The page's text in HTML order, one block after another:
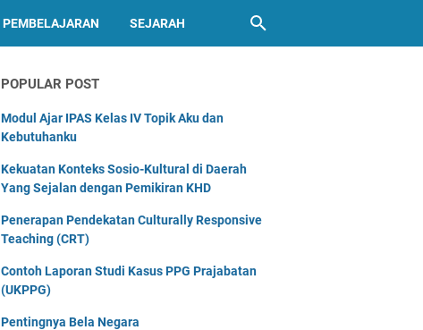
PEMBELAJARAN SEJARAH
POPULAR POST
Modul Ajar IPAS Kelas IV Topik Aku dan
Kebutuhanku
Kekuatan Konteks Sosio-Kultural di Daerah
Yang Sejalan dengan Pemikiran KHD
Penerapan Pendekatan Culturally Responsive
Teaching (CRT)
Contoh Laporan Studi Kasus PPG Prajabatan
(UKPPG)
Pentingnya Bela Negara